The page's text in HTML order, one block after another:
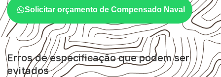
Solicitar orçamento de Compensado Naval
Erros de especificação que podem ser
evitados